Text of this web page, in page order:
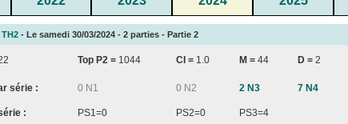
- Le samedi 30/03/2024 - 2 parties - Partie 2
Top P2 = 1044 CI = 1.0 M = 44 D = 2
série : 0 N1 0 N2 2 N3 7 N4
: PS1=0 PS2=0 PS3=4